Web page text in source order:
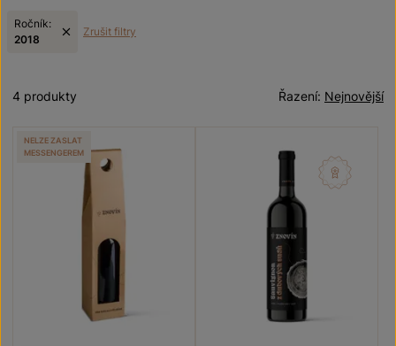
Ročník:
2018
Zrušit filtry
Nejnovější
Řazení:
4 produkty
NELZE ZASLAT
MESSENGEREM